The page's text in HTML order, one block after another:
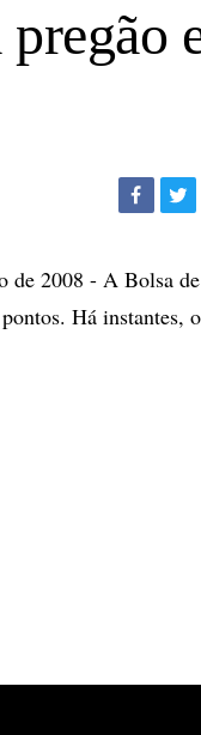
de 2008 - A Bolsa
Há instantes,